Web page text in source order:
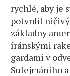
rychlé, aby je
potvrdil ničivý
základny
íránskými
gardami v
Sulejmáního